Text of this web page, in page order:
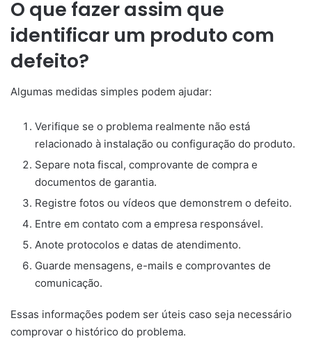
O que fazer assim que
identificar um produto com
defeito?
Algumas medidas simples podem ajudar:
Verifique se o problema realmente não está
relacionado à instalação ou configuração do produto.
Separe nota fiscal, comprovante de compra e
documentos de garantia.
Registre fotos ou vídeos que demonstrem o defeito.
Entre em contato com a empresa responsável.
Anote protocolos e datas de atendimento.
Guarde mensagens, e-mails e comprovantes de
comunicação.
Essas informações podem ser úteis caso seja necessário
comprovar o histórico do problema.